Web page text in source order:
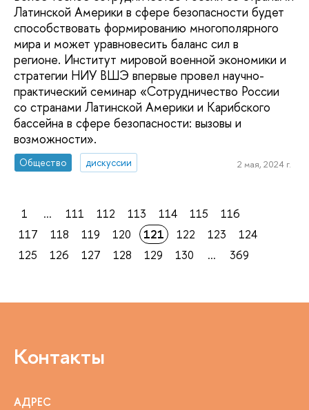
Латинской Америки в сфере безопасности будет
способствовать формированию многополярного
мира и может уравновесить баланс сил в
регионе. Институт мировой военной экономики и
стратегии НИУ ВШЭ впервые провел научно-
практический семинар «Сотрудничество России
со странами Латинской Америки и Карибского
бассейна в сфере безопасности: вызовы и
возможности».
Общество дискуссии 2 мая, 2024 г.
1 ... 111 112 113 114 115
116
117
118 119 120 121 122 123
124
125
126 127 128 129 130 ... 369
Контакты
АДРЕС